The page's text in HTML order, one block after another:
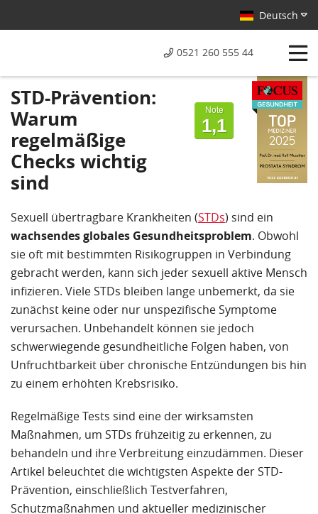
Deutsch
0521 260 555 44
Note
1,1
STD-Prävention:
Warum
regelmäßige
Checks wichtig
sind
Sexuell übertragbare Krankheiten (STDs) sind ein
wachsendes globales Gesundheitsproblem. Obwohl
sie oft mit bestimmten Risikogruppen in Verbindung
gebracht werden, kann sich jeder sexuell aktive Mensch
infizieren. Viele STDs bleiben lange unbemerkt, da sie
zunächst keine oder nur unspezifische Symptome
verursachen. Unbehandelt können sie jedoch
schwerwiegende gesundheitliche Folgen haben, von
Unfruchtbarkeit über chronische Entzündungen bis hin
zu einem erhöhten Krebsrisiko.
Regelmäßige Tests sind eine der wirksamsten
Maßnahmen, um STDs frühzeitig zu erkennen, zu
behandeln und ihre Verbreitung einzudämmen. Dieser
Artikel beleuchtet die wichtigsten Aspekte der STD-
Prävention, einschließlich Testverfahren,
Schutzmaßnahmen und aktueller medizinischer